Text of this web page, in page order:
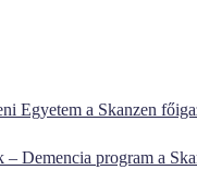
Egyetem a Skanzen
Demencia program a